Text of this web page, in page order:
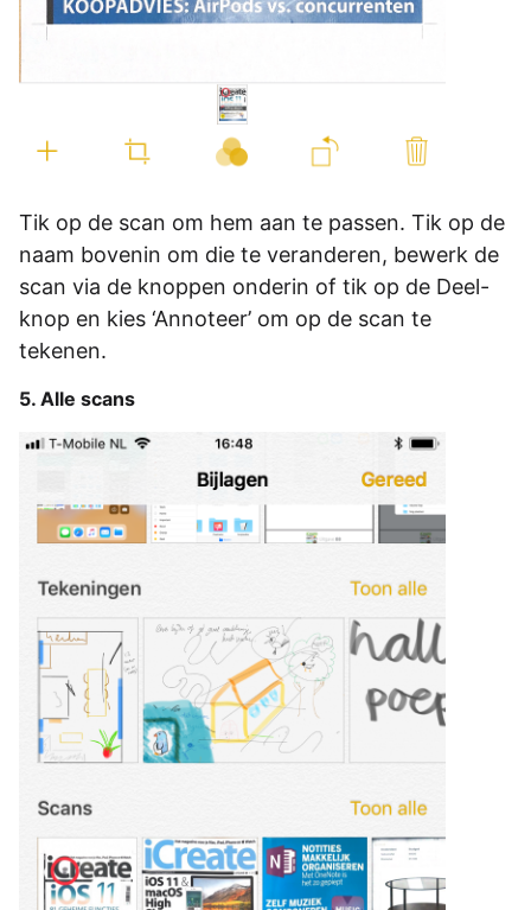
Tik op de scan om hem aan te passen. Tik op de
naam bovenin om die te veranderen, bewerk de
scan via de knoppen onderin of tik op de Deel-
knop en kies ‘Annoteer’ om op de scan te
tekenen.
5. Alle scans